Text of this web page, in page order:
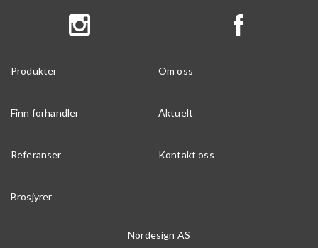
Produkter Om oss
Finn forhandler Aktuelt
Referanser Kontakt oss
Brosjyrer
Nordesign AS